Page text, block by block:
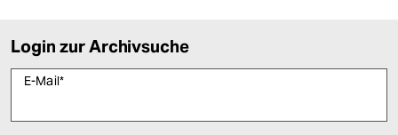
Login zur Archivsuche
E-Mail*